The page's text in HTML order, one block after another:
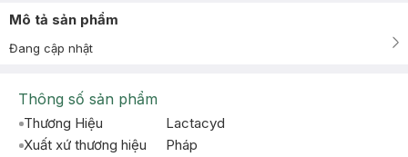
Mô tả sản phẩm
Đang cập nhật
Thông số sản phẩm
Thương Hiệu
Lactacyd
Xuất xứ thương hiệu
Pháp